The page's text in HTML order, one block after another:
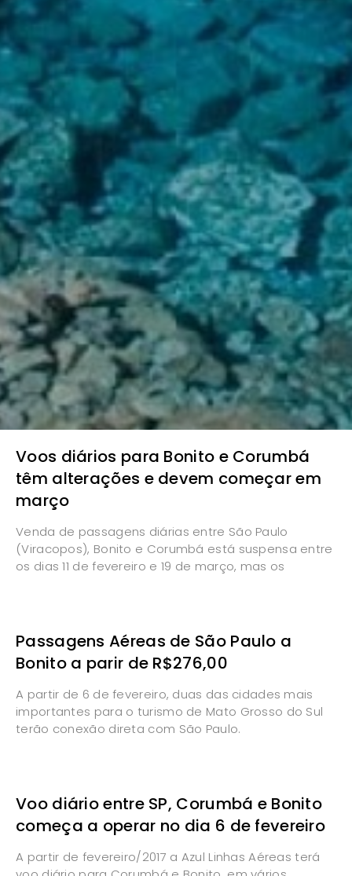
Voos diários para Bonito e Corumbá
têm alterações e devem começar em
março
Venda de passagens diárias entre São Paulo
(Viracopos), Bonito e Corumbá está suspensa entre
os dias 11 de fevereiro e 19 de março, mas os
Passagens Aéreas de São Paulo a
Bonito a parir de R$276,00
A partir de 6 de fevereiro, duas das cidades mais
importantes para o turismo de Mato Grosso do Sul
terão conexão direta com São Paulo.
Voo diário entre SP, Corumbá e Bonito
começa a operar no dia 6 de fevereiro
A partir de fevereiro/2017 a Azul Linhas Aéreas terá